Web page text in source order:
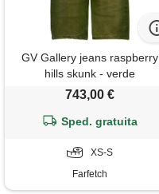
GV Gallery jeans raspberry
hills skunk - verde
743,00 €
Sped. gratuita
XS-S
Farfetch